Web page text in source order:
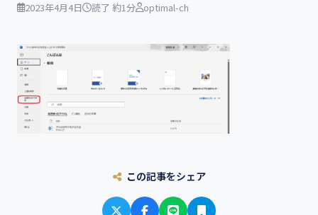
2023年4月4日 読了 約1分 optimal-ch
この記事をシェア